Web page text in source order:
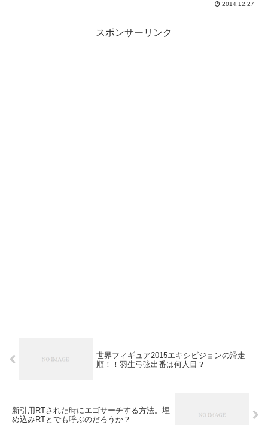
2014.12.27
スポンサーリンク
世界フィギュア2015エキシビジョンの滑走
順！！羽生弓弦出番は何人目？
新引用RTされた時にエゴサーチする方法。埋
め込みRTとでも呼ぶのだろうか？